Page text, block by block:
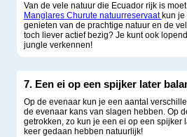
Van de vele natuur die Ecuador rijk is
Manglares Churute natuurreservaat kun je
genieten van de prachtige natuur en de
toch liever actief bezig? Je kunt ook
jungle verkennen!
7. Een ei op een spijker later
Op de evenaar kun je een aantal
de evenaar kans van slagen hebben. Op
getrokken, zo kun je een ei op een spijker
keer gedaan hebben natuurlijk!